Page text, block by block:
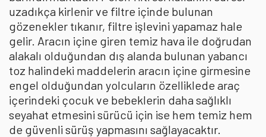
uzadıkça kirlenir ve filtre içinde bulunan
gözenekler tıkanır, filtre işlevini yapamaz hale
gelir. Aracın içine giren temiz hava ile doğrudan
alakalı olduğundan dış alanda bulunan yabancı
toz halindeki maddelerin aracın içine girmesine
engel olduğundan yolcuların özelliklede araç
içerindeki çocuk ve bebeklerin daha sağlıklı
seyahat etmesini sürücü için ise hem temiz hem
de güvenli sürüş yapmasını sağlayacaktır.